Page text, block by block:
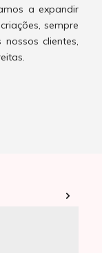
a expandir
sempre
clientes,